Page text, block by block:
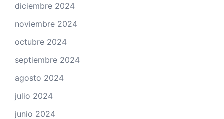
diciembre 2024
noviembre 2024
octubre 2024
septiembre 2024
agosto 2024
julio 2024
junio 2024